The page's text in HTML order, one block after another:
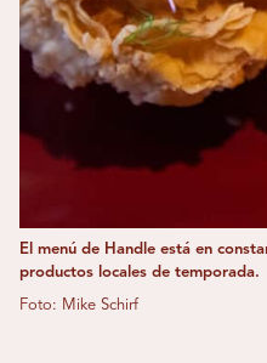
El menú de Handle está en
productos locales de temporada.
Foto: Mike Schirf